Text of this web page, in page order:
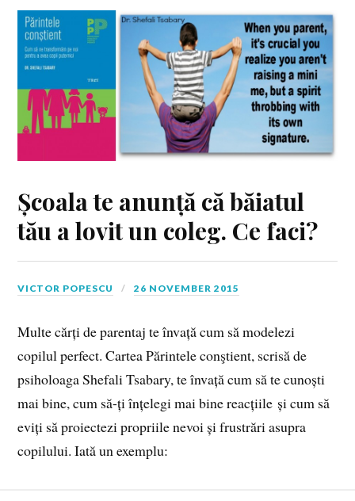
Școala te anunță că băiatul
tău a lovit un coleg. Ce faci?
VICTOR POPESCU 26 NOVEMBER 2015
Multe cărți de parentaj te învață cum să modelezi
copilul perfect. Cartea Părintele conştient, scrisă de
psiholoaga Shefali Tsabary, te învață cum să te cunoști
mai bine, cum să-ți înțelegi mai bine reacțiile și cum să
eviți să proiectezi propriile nevoi și frustrări asupra
copilului. Iată un exemplu: